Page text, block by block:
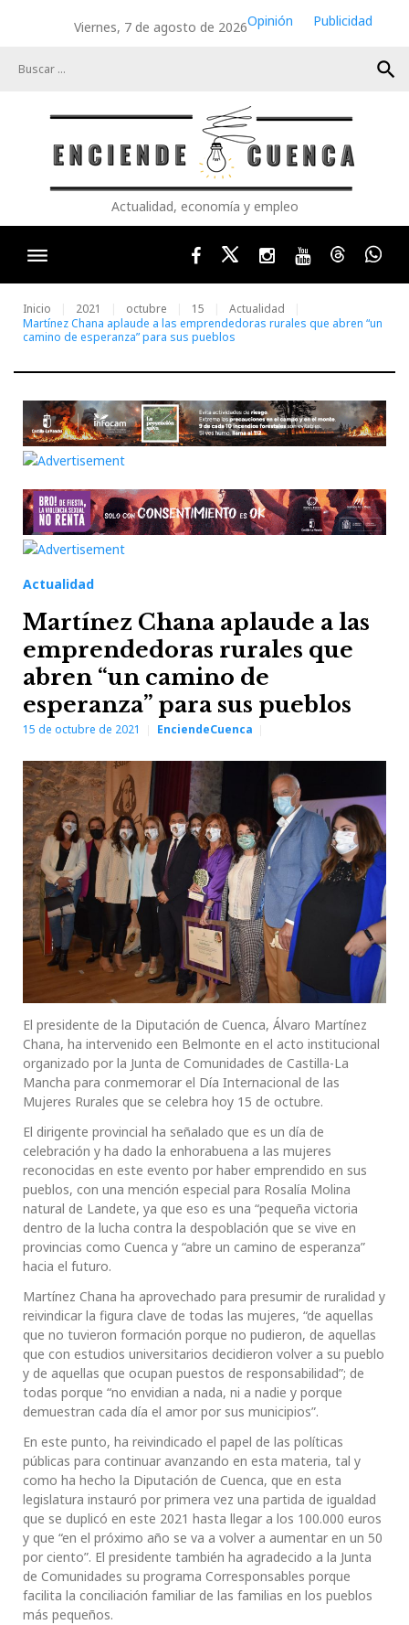
Viernes, 7 de agosto de 2026Opinión
Publicidad
search
Actualidad, economía y empleo
FacebookTwitterInstagram
YoutubeThreads
Inicio 2021 octubre 15
Actualidad
Martínez Chana aplaude a las emprendedoras rurales que abren “un
camino de esperanza” para sus pueblos
Actualidad
Martínez Chana aplaude a las
emprendedoras rurales que
abren “un camino de
esperanza” para sus pueblos
15 de octubre de 2021 EnciendeCuenca
El presidente de la Diputación de Cuenca, Álvaro Martínez
Chana, ha intervenido een Belmonte en el acto institucional
organizado por la Junta de Comunidades de Castilla-La
Mancha para conmemorar el Día Internacional de las
Mujeres Rurales que se celebra hoy 15 de octubre.
El dirigente provincial ha señalado que es un día de
celebración y ha dado la enhorabuena a las mujeres
reconocidas en este evento por haber emprendido en sus
pueblos, con una mención especial para Rosalía Molina
natural de Landete, ya que eso es una “pequeña victoria
dentro de la lucha contra la despoblación que se vive en
provincias como Cuenca y “abre un camino de esperanza”
hacia el futuro.
Martínez Chana ha aprovechado para presumir de ruralidad y
reivindicar la figura clave de todas las mujeres, “de aquellas
que no tuvieron formación porque no pudieron, de aquellas
que con estudios universitarios decidieron volver a su pueblo
y de aquellas que ocupan puestos de responsabilidad”; de
todas porque “no envidian a nada, ni a nadie y porque
demuestran cada día el amor por sus municipios”.
En este punto, ha reivindicado el papel de las políticas
públicas para continuar avanzando en esta materia, tal y
como ha hecho la Diputación de Cuenca, que en esta
legislatura instauró por primera vez una partida de igualdad
que se duplicó en este 2021 hasta llegar a los 100.000 euros
y que “en el próximo año se va a volver a aumentar en un 50
por ciento”. El presidente también ha agradecido a la Junta
de Comunidades su programa Corresponsables porque
facilita la conciliación familiar de las familias en los pueblos
más pequeños.